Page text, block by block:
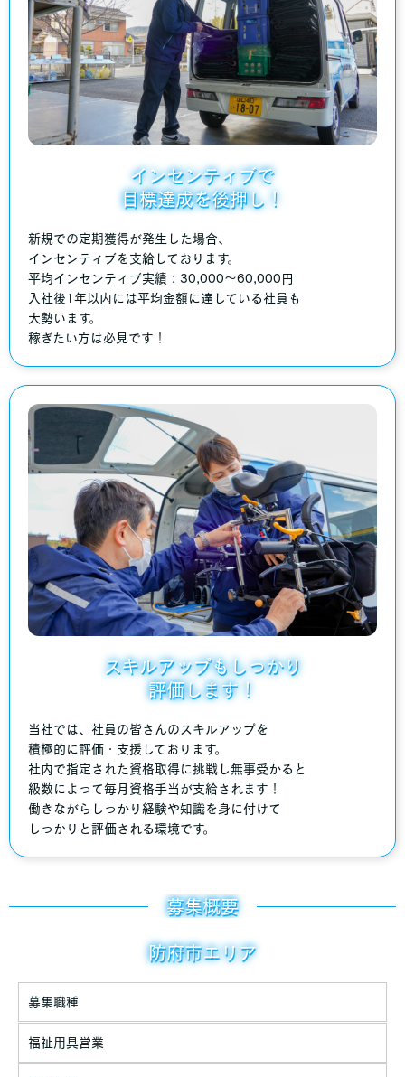
インセンティブで
目標達成を後押し！
新規での定期獲得が発生した場合、
インセンティブを支給しております。
平均インセンティブ実績：30,000～60,000円
入社後1年以内には平均金額に達している社員も
大勢います。
稼ぎたい方は必見です！
スキルアップもしっかり
評価します！
当社では、社員の皆さんのスキルアップを
積極的に評価・支援しております。
社内で指定された資格取得に挑戦し無事受かると
級数によって毎月資格手当が支給されます！
働きながらしっかり経験や知識を身に付けて
しっかりと評価される環境です。
募集概要
防府市エリア
募集職種
福祉用具営業